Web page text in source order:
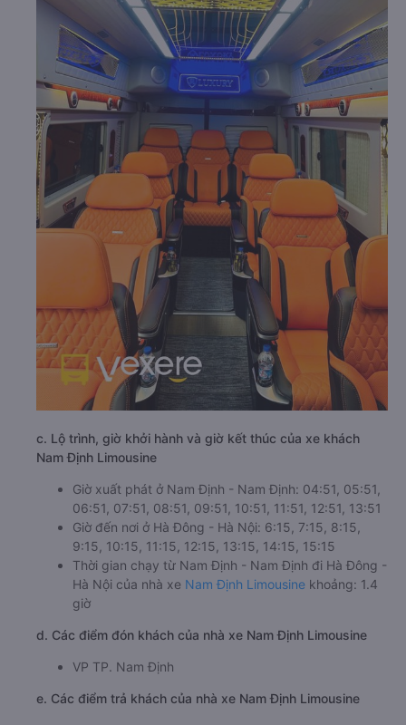
c. Lộ trình, giờ khởi hành và giờ kết thúc của xe khách
Nam Định Limousine
Giờ xuất phát ở Nam Định - Nam Định: 04:51, 05:51,
06:51, 07:51, 08:51, 09:51, 10:51, 11:51, 12:51, 13:51
Giờ đến nơi ở Hà Đông - Hà Nội: 6:15, 7:15, 8:15,
9:15, 10:15, 11:15, 12:15, 13:15, 14:15, 15:15
Thời gian chạy từ Nam Định - Nam Định đi Hà Đông -
Hà Nội của nhà xe Nam Định Limousine khoảng: 1.4
giờ
d. Các điểm đón khách của nhà xe Nam Định Limousine
VP TP. Nam Định
e. Các điểm trả khách của nhà xe Nam Định Limousine